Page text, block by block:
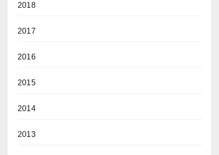
2018
2017
2016
2015
2014
2013